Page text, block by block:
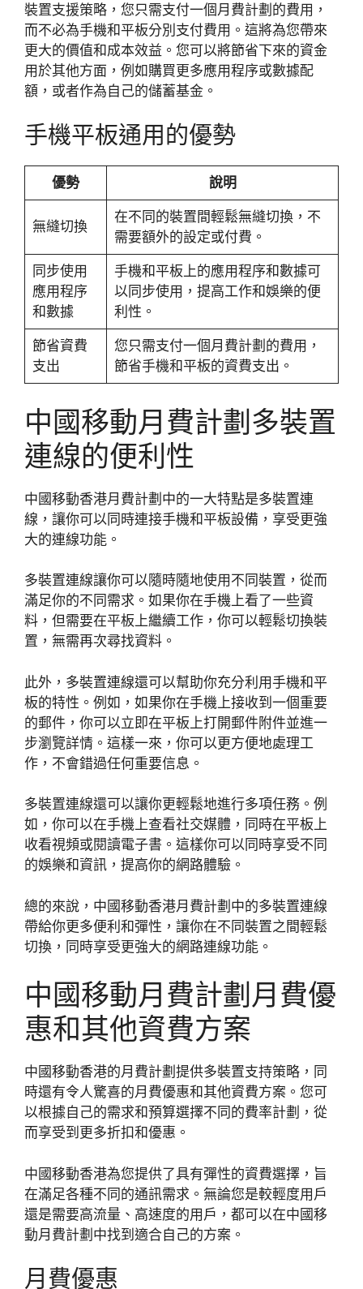
裝置支援策略，您只需支付一個月費計劃的費用，
而不必為手機和平板分別支付費用。這將為您帶來
更大的價值和成本效益。您可以將節省下來的資金
用於其他方面，例如購買更多應用程序或數據配
額，或者作為自己的儲蓄基金。
手機平板通用的優勢
優勢 說明
無縫切換
在不同的裝置間輕鬆無縫切換，不
需要額外的設定或付費。
同步使用
應用程序
和數據
手機和平板上的應用程序和數據可
以同步使用，提高工作和娛樂的便
利性。
節省資費
支出
您只需支付一個月費計劃的費用，
節省手機和平板的資費支出。
中國移動月費計劃多裝置
連線的便利性
中國移動香港月費計劃中的一大特點是多裝置連
線，讓你可以同時連接手機和平板設備，享受更強
大的連線功能。
多裝置連線讓你可以隨時隨地使用不同裝置，從而
滿足你的不同需求。如果你在手機上看了一些資
料，但需要在平板上繼續工作，你可以輕鬆切換裝
置，無需再次尋找資料。
此外，多裝置連線還可以幫助你充分利用手機和平
板的特性。例如，如果你在手機上接收到一個重要
的郵件，你可以立即在平板上打開郵件附件並進一
步瀏覽詳情。這樣一來，你可以更方便地處理工
作，不會錯過任何重要信息。
多裝置連線還可以讓你更輕鬆地進行多項任務。例
如，你可以在手機上查看社交媒體，同時在平板上
收看視頻或閱讀電子書。這樣你可以同時享受不同
的娛樂和資訊，提高你的網路體驗。
總的來說，中國移動香港月費計劃中的多裝置連線
帶給你更多便利和彈性，讓你在不同裝置之間輕鬆
切換，同時享受更強大的網路連線功能。
中國移動月費計劃月費優
惠和其他資費方案
中國移動香港的月費計劃提供多裝置支持策略，同
時還有令人驚喜的月費優惠和其他資費方案。您可
以根據自己的需求和預算選擇不同的費率計劃，從
而享受到更多折扣和優惠。
中國移動香港為您提供了具有彈性的資費選擇，旨
在滿足各種不同的通訊需求。無論您是較輕度用戶
還是需要高流量、高速度的用戶，都可以在中國移
動月費計劃中找到適合自己的方案。
月費優惠